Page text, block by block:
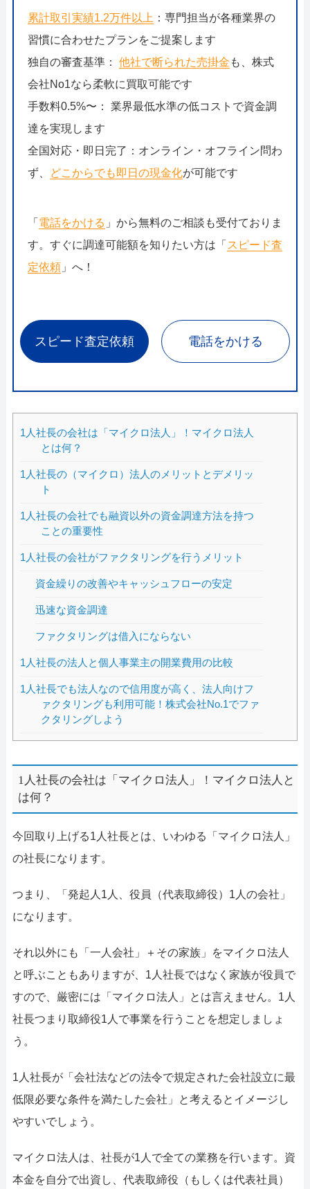
累計取引実績1.2万件以上 ：専門担当が各種業界の
習慣に合わせたプランをご提案します
独自の審査基準： 他社で断られた売掛金 も、株式
会社No1なら柔軟に買取可能です
手数料0.5%〜： 業界最低水準の低コストで資金調
達を実現します
全国対応・即日完了：オンライン・オフライン問わ
ず、
どこからでも即日の現金化が可能です
「 電話をかける 」から無料のご相談も受付ておりま
す。すぐに調達可能額を知りたい方は「 スピード査
定依頼」へ！
スピード査定依頼 電話をかける
1人社長の会社は「マイクロ法人」！マイクロ法人
とは何？
1人社長の（マイクロ）法人のメリットとデメリッ
ト
1人社長の会社でも融資以外の資金調達方法を持つ
ことの重要性
1人社長の会社がファクタリングを行うメリット
資金繰りの改善やキャッシュフローの安定
迅速な資金調達
ファクタリングは借入にならない
1人社長の法人と個人事業主の開業費用の比較
1人社長でも法人なので信用度が高く、法人向けフ
ァクタリングも利用可能！株式会社No.1でファ
クタリングしよう
1人社長の会社は「マイクロ法人」！マイクロ法人と
は何？
今回取り上げる1人社長とは、いわゆる「マイクロ法人」
の社長になります。
つまり、「発起人1人、役員（代表取締役）1人の会社」
になります。
それ以外にも「一人会社」＋その家族」をマイクロ法人
と呼ぶこともありますが、1人社長ではなく家族が役員で
すので、厳密には「マイクロ法人」とは言えません。1人
社長つまり取締役1人で事業を行うことを想定しましょ
う。
1人社長が「会社法などの法令で規定された会社設立に最
低限必要な条件を満たした会社」と考えるとイメージし
やすいでしょう。
マイクロ法人は、社長が1人で全ての業務を行います。資
本金を自分で出資し、代表取締役（もしくは代表社員）